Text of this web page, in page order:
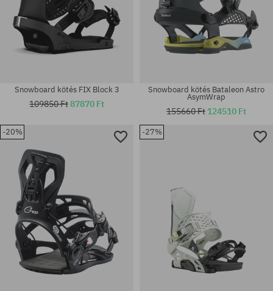
Elérhető méretek:
Elérhető méretek:
Snowboard kötés FIX Block 3
109850 Ft87870 Ft
Snowboard kötés Bataleon Astro
AsymWrap
155660 Ft 124510 Ft
-20% -27%